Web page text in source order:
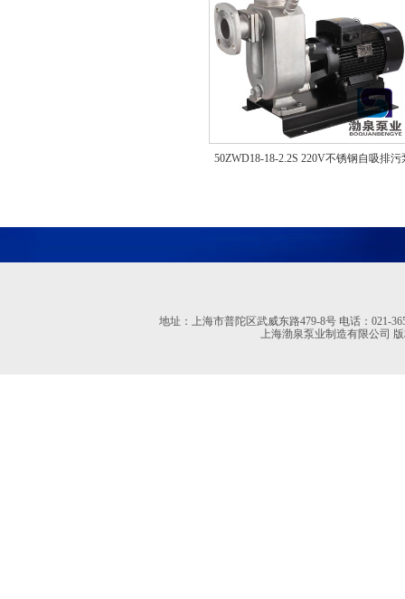
50ZWD18-18-2.2S 220V不锈钢自吸排污
地址：上海市普陀区武威东路479-8号 电话：021-
上海渤泉泵业制造有限公司